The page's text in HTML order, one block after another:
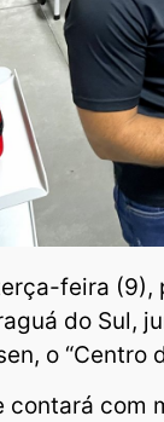
feira (9),
do Sul,
o “Centro
contará com